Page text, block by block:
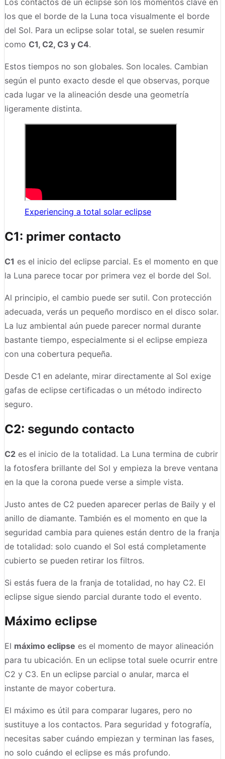
los que el borde de la Luna toca visualmente el borde
del Sol. Para un eclipse solar total, se suelen resumir
como C1, C2, C3 y C4.
Estos tiempos no son globales. Son locales. Cambian
según el punto exacto desde el que observas, porque
cada lugar ve la alineación desde una geometría
ligeramente distinta.
Experiencing a total solar eclipse
C1: primer contacto
C1 es el inicio del eclipse parcial. Es el momento en que
la Luna parece tocar por primera vez el borde del Sol.
Al principio, el cambio puede ser sutil. Con protección
adecuada, verás un pequeño mordisco en el disco solar.
La luz ambiental aún puede parecer normal durante
bastante tiempo, especialmente si el eclipse empieza
con una cobertura pequeña.
Desde C1 en adelante, mirar directamente al Sol exige
gafas de eclipse certificadas o un método indirecto
seguro.
C2: segundo contacto
C2 es el inicio de la totalidad. La Luna termina de cubrir
la fotosfera brillante del Sol y empieza la breve ventana
en la que la corona puede verse a simple vista.
Justo antes de C2 pueden aparecer perlas de Baily y el
anillo de diamante. También es el momento en que la
seguridad cambia para quienes están dentro de la franja
de totalidad: solo cuando el Sol está completamente
cubierto se pueden retirar los filtros.
Si estás fuera de la franja de totalidad, no hay C2. El
eclipse sigue siendo parcial durante todo el evento.
Máximo eclipse
El máximo eclipse es el momento de mayor alineación
para tu ubicación. En un eclipse total suele ocurrir entre
C2 y C3. En un eclipse parcial o anular, marca el
instante de mayor cobertura.
El máximo es útil para comparar lugares, pero no
sustituye a los contactos. Para seguridad y fotografía,
necesitas saber cuándo empiezan y terminan las fases,
no solo cuándo el eclipse es más profundo.